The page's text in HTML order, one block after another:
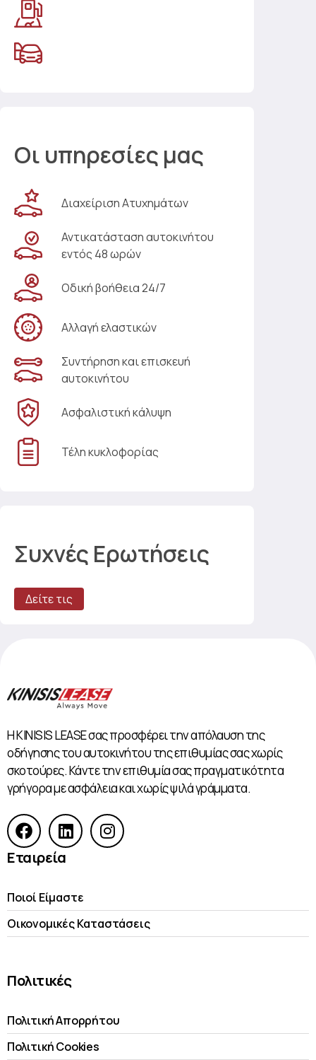
Οι υπηρεσίες μας
Διαχείριση Ατυχημάτων
Αντικατάσταση αυτοκινήτου
εντός 48 ωρών
Οδική βοήθεια 24/7
Αλλαγή ελαστικών
Συντήρηση και επισκευή
αυτοκινήτου
Ασφαλιστική κάλυψη
Τέλη κυκλοφορίας
Συχνές Ερωτήσεις
Δείτε τις
Η KINISIS LEASE σας προσφέρει την απόλαυση της
οδήγησης του αυτοκινήτου της επιθυμίας σας χωρίς
σκοτούρες. Κάντε την επιθυμία σας πραγματικότητα
γρήγορα με ασφάλεια και χωρίς ψιλά γράμματα.
Εταιρεία
Ποιοί Είμαστε
Οικονομικές Kαταστάσεις
Πολιτικές
Πολιτική Απορρήτου
Πολιτική Cookies